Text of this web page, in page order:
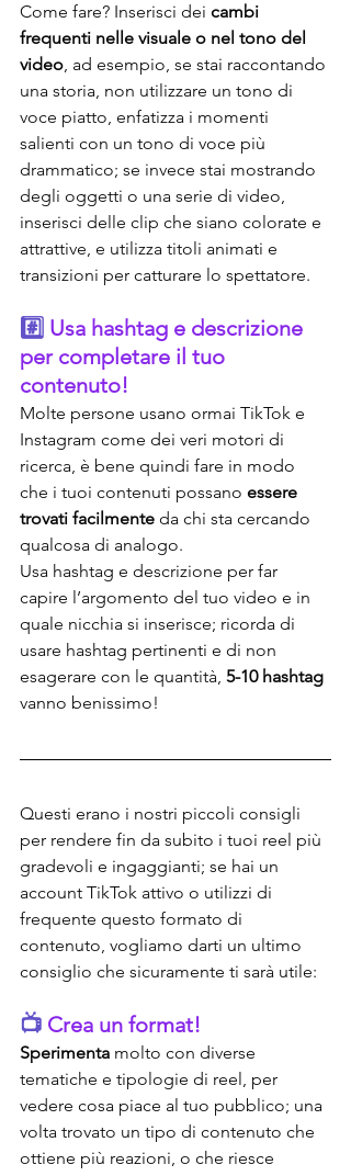
Come fare? Inserisci dei cambi
frequenti nelle visuale o nel tono del
video, ad esempio, se stai raccontando
una storia, non utilizzare un tono di
voce piatto, enfatizza i momenti
salienti con un tono di voce più
drammatico; se invece stai mostrando
degli oggetti o una serie di video,
inserisci delle clip che siano colorate e
attrattive, e utilizza titoli animati e
transizioni per catturare lo spettatore.
#️⃣ Usa hashtag e descrizione
per completare il tuo
contenuto!
Molte persone usano ormai TikTok e
Instagram come dei veri motori di
ricerca, è bene quindi fare in modo
che i tuoi contenuti possano essere
trovati facilmente da chi sta cercando
qualcosa di analogo.
Usa hashtag e descrizione per far
capire l’argomento del tuo video e in
quale nicchia si inserisce; ricorda di
usare hashtag pertinenti e di non
esagerare con le quantità, 5-10 hashtag
vanno benissimo!
Questi erano i nostri piccoli consigli
per rendere fin da subito i tuoi reel più
gradevoli e ingaggianti; se hai un
account TikTok attivo o utilizzi di
frequente questo formato di
contenuto, vogliamo darti un ultimo
consiglio che sicuramente ti sarà utile:
📺 Crea un format!
Sperimenta molto con diverse
tematiche e tipologie di reel, per
vedere cosa piace al tuo pubblico; una
volta trovato un tipo di contenuto che
ottiene più reazioni, o che riesce